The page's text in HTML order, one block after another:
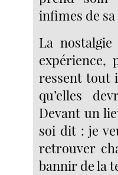
infimes de
La nostalgie
expérience,
ressent tout
qu’elles
Devant un
soi dit : je
retrouver
bannir de la